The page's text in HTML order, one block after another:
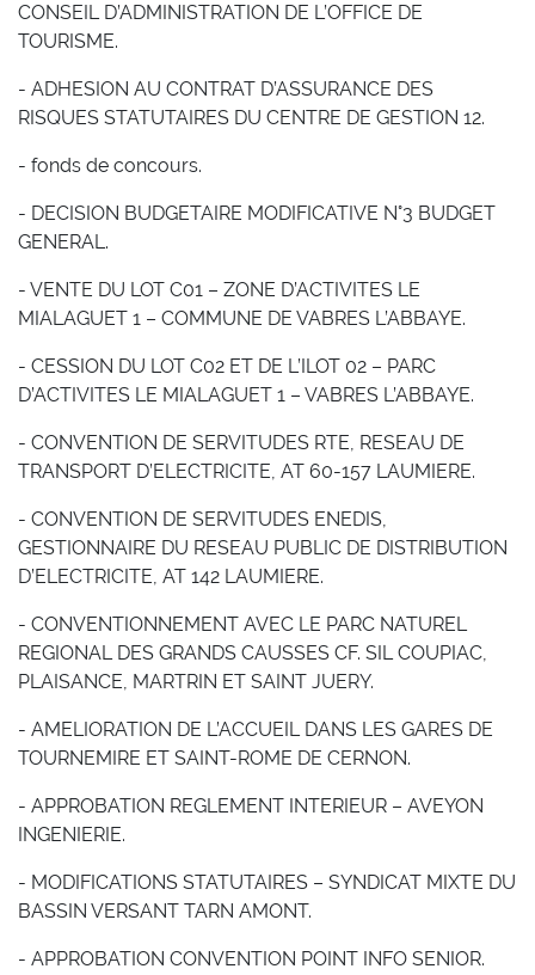
CONSEIL D’ADMINISTRATION DE L’OFFICE DE
TOURISME.
- ADHESION AU CONTRAT D’ASSURANCE DES
RISQUES STATUTAIRES DU CENTRE DE GESTION 12.
- fonds de concours.
- DECISION BUDGETAIRE MODIFICATIVE N°3 BUDGET
GENERAL.
- VENTE DU LOT C01 – ZONE D’ACTIVITES LE
MIALAGUET 1 – COMMUNE DE VABRES L’ABBAYE.
- CESSION DU LOT C02 ET DE L’ILOT 02 – PARC
D’ACTIVITES LE MIALAGUET 1 – VABRES L’ABBAYE.
- CONVENTION DE SERVITUDES RTE, RESEAU DE
TRANSPORT D’ELECTRICITE, AT 60-157 LAUMIERE.
- CONVENTION DE SERVITUDES ENEDIS,
GESTIONNAIRE DU RESEAU PUBLIC DE DISTRIBUTION
D’ELECTRICITE, AT 142 LAUMIERE.
- CONVENTIONNEMENT AVEC LE PARC NATUREL
REGIONAL DES GRANDS CAUSSES CF. SIL COUPIAC,
PLAISANCE, MARTRIN ET SAINT JUERY.
- AMELIORATION DE L’ACCUEIL DANS LES GARES DE
TOURNEMIRE ET SAINT-ROME DE CERNON.
- APPROBATION REGLEMENT INTERIEUR – AVEYON
INGENIERIE.
- MODIFICATIONS STATUTAIRES – SYNDICAT MIXTE DU
BASSIN VERSANT TARN AMONT.
- APPROBATION CONVENTION POINT INFO SENIOR.